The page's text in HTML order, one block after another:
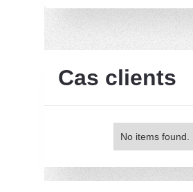
Cas clients
No items found.